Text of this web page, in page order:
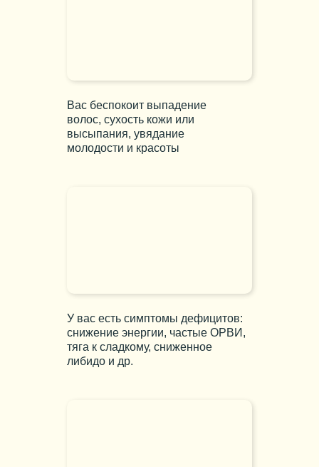
У вас есть симптомы дефицитов:
снижение энергии, частые ОРВИ,
тяга к сладкому, сниженное
либидо и др.
Вас беспокоит выпадение
волос, сухость кожи или
высыпания, увядание
молодости и красоты